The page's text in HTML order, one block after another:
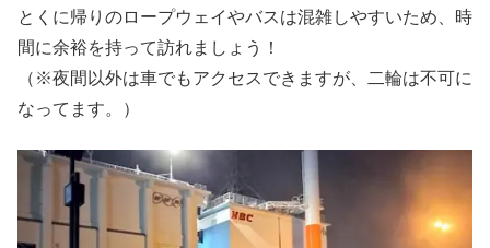
とくに帰りのロープウェイやバスは混雑しやすいため、時
間に余裕を持って訪れましょう！
（※夜間以外は車でもアクセスできますが、二輪は不可に
なってます。）